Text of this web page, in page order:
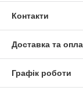
Контакти
Доставка та
Графік роботи